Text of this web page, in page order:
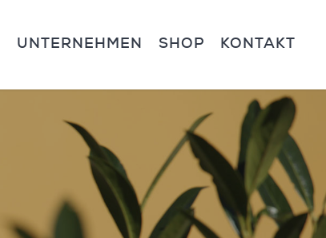
UNTERNEHMEN SHOP KONTAKT